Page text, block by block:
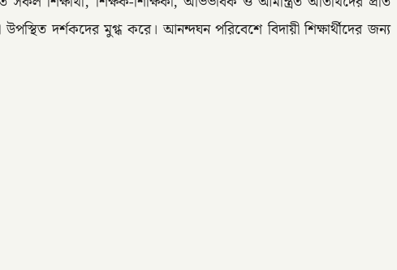
দর্শকদের মুগ্ধ করে। আনন্দঘন পরিবেশে বিদায়ী শিক্ষার্থীদের জন্য